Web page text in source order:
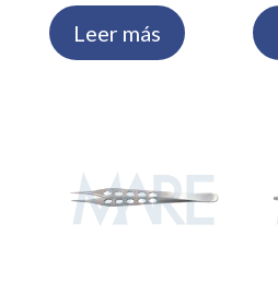
Leer más